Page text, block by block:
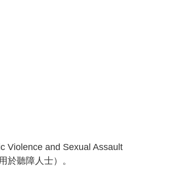
Violence and Sexual Assault
於聽障人士）。